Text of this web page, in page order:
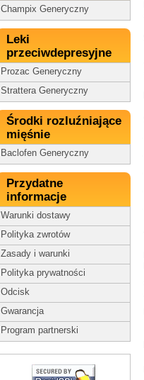
Champix Generyczny
Leki
przeciwdepresyjne
Prozac Generyczny
Strattera Generyczny
Środki rozluźniające
mięśnie
Baclofen Generyczny
Przydatne
informacje
Warunki dostawy
Polityka zwrotów
Zasady i warunki
Polityka prywatności
Odcisk
Gwarancja
Program partnerski